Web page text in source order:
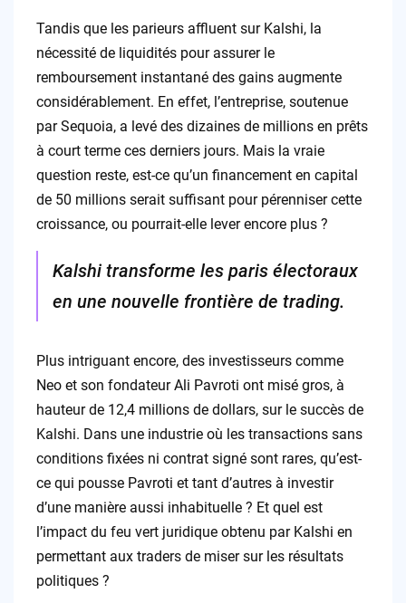
Tandis que les parieurs affluent sur Kalshi, la
nécessité de liquidités pour assurer le
remboursement instantané des gains augmente
considérablement. En effet, l’entreprise, soutenue
par Sequoia, a levé des dizaines de millions en prêts
à court terme ces derniers jours. Mais la vraie
question reste, est-ce qu’un financement en capital
de 50 millions serait suffisant pour pérenniser cette
croissance, ou pourrait-elle lever encore plus ?
Kalshi transforme les paris électoraux
en une nouvelle frontière de trading.
Plus intriguant encore, des investisseurs comme
Neo et son fondateur Ali Pavroti ont misé gros, à
hauteur de 12,4 millions de dollars, sur le succès de
Kalshi. Dans une industrie où les transactions sans
conditions fixées ni contrat signé sont rares, qu’est-
ce qui pousse Pavroti et tant d’autres à investir
d’une manière aussi inhabituelle ? Et quel est
l’impact du feu vert juridique obtenu par Kalshi en
permettant aux traders de miser sur les résultats
politiques ?